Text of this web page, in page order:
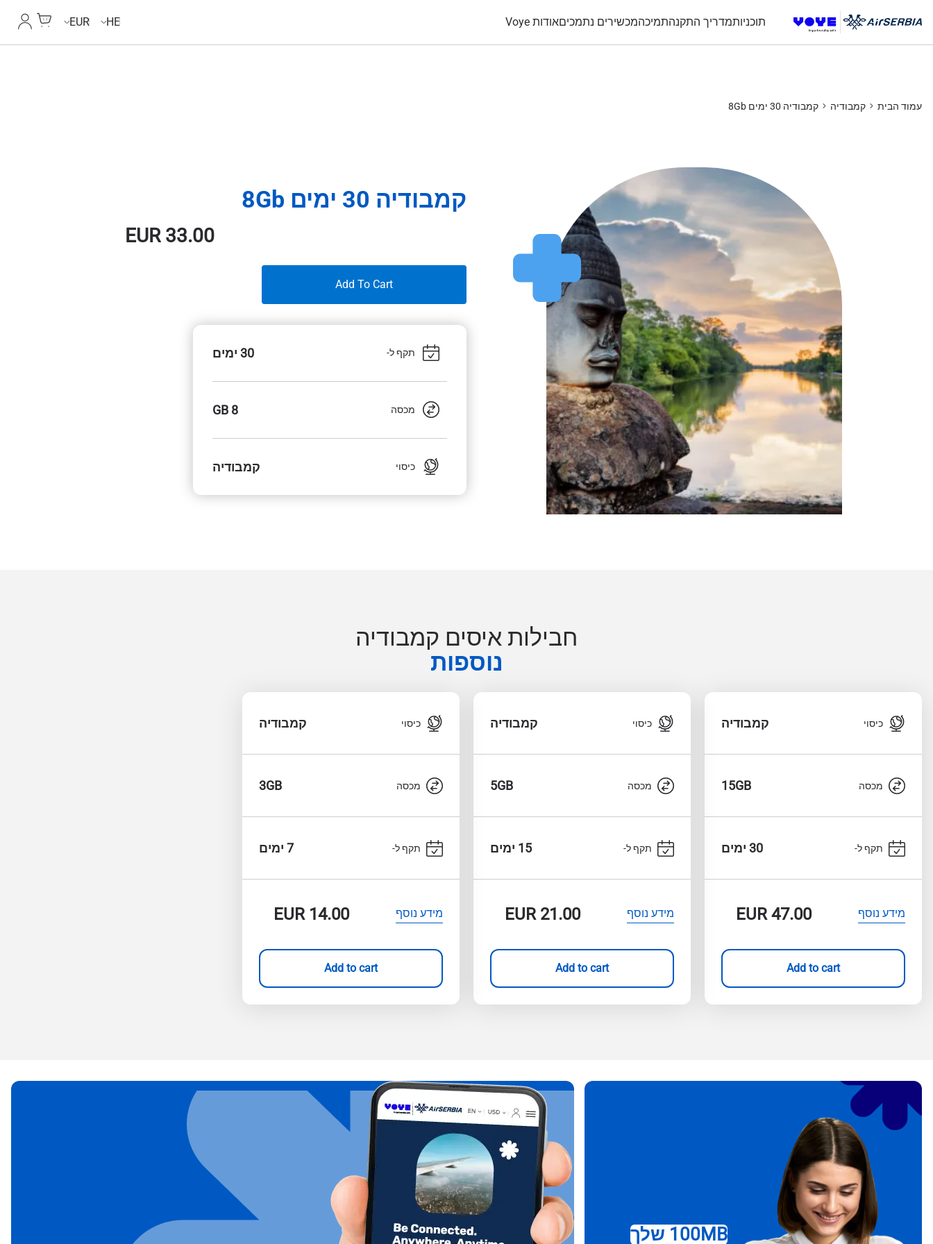
תוכניותמדריך התקנהתמיכהמכשירים נתמכיםאודות Voye HE
EUR
עמוד הבית קמבודיה קמבודיה 30 ימים 8Gb
קמבודיה 30 ימים 8Gb
EUR33.00
Add To Cart
תקף ל- 30 ימים
מכסה 8 GB
כיסוי קמבודיה
חבילות איסים קמבודיה
נוספות
כיסוי קמבודיה
מכסה 15GB
תקף ל- 30 ימים
מידע נוסף EUR47.00
Add to cart
כיסוי קמבודיה
מכסה 5GB
תקף ל- 15 ימים
מידע נוסף EUR21.00
Add to cart
כיסוי קמבודיה
מכסה 3GB
תקף ל- 7 ימים
מידע נוסף EUR14.00
Add to cart
100MB שלך